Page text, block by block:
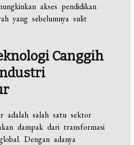
akses pendidikan
yang sebelumnya sulit
Canggih
adalah salah satu sektor
dampak dari transformasi
Dengan adanya